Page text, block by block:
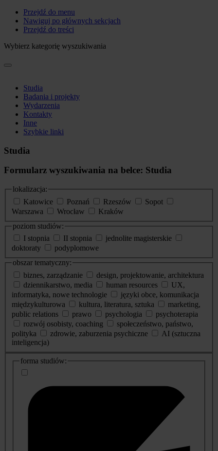
Przejdź do menu
Nawiguj po głównych sekcjach
Przejdź do treści
Wybierz kategorię wyszukiwania
Studia
Badania i projekty
Wydarzenia
Kontakty
Inne
Szybkie linki
Studia
Formularz wyszukiwania na belce: Studia
lokalizacja:
Katowice
Poznań Rzeszów
Sopot
Warszawa
Wrocław
Kraków
poziom studiów:
I stopnia
II stopnia
jednolite magisterskie
doktoraty
podyplomowe
obszar tematyczny:
biznes, zarządzanie
design, projektowanie, architektura
dziennikarstwo, media
human resources
UX,
informatyka, nowe technologie
języki obce, komunikacja
międzykulturowa
kultura, literatura, sztuka
marketing,
public relations
prawo psychologia
psychoterapia
rozwój osobisty, coaching
społeczeństwo, państwo,
polityka
zdrowie, zaburzenia psychiczne
AI (sztuczna
inteligencja)
dodatkowe
informacje
forma studiów: